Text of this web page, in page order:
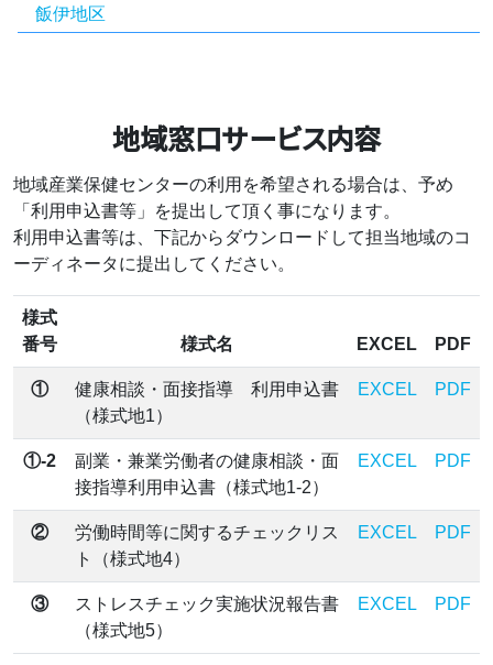
飯伊地区
地域窓口サービス内容
地域産業保健センターの利用を希望される場合は、予め
「利用申込書等」を提出して頂く事になります。
利用申込書等は、下記からダウンロードして担当地域のコ
ーディネータに提出してください。
様式
番号
様式名 EXCEL PDF
①
健康相談・面接指導 利用申込書
（様式地1）
EXCEL PDF
①-2
副業・兼業労働者の健康相談・面
接指導利用申込書（様式地1-2）
EXCEL PDF
②
労働時間等に関するチェックリス
ト（様式地4）
EXCEL PDF
③
ストレスチェック実施状況報告書
（様式地5）
EXCEL PDF